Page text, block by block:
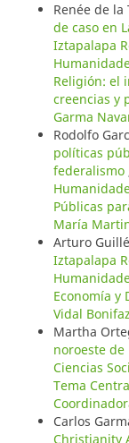
Renée de la
de caso en
Iztapalapa
Religión: el
creencias y
Garma
Rodolfo
políticas
federalismo
Públicas
María
Arturo
Iztapalapa
Economía y
Vidal Bonifaz
Martha
noroeste de
Ciencias
Tema
Carlos
Christianity